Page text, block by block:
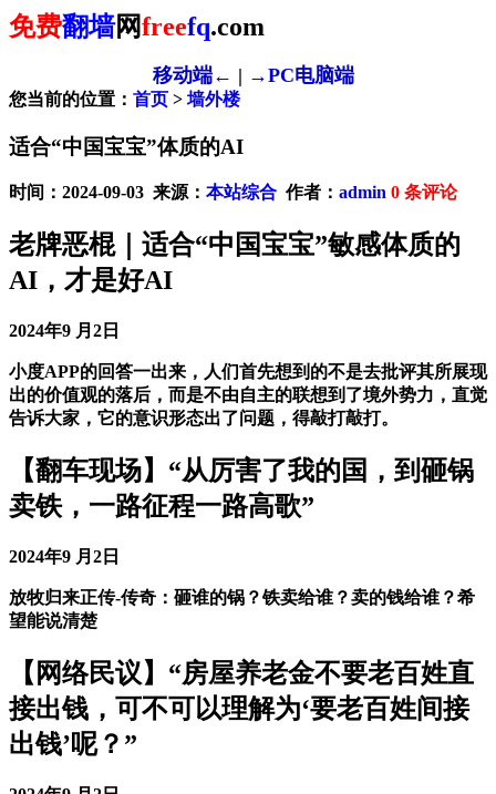
免费翻墙网freefq.com
移动端← | →PC电脑端
您当前的位置： 首页 > 墙外楼
适合“中国宝宝”体质的AI
时间：2024-09-03 来源： 本站综合 作者： admin 0 条评论
老牌恶棍｜适合“中国宝宝”敏感体质的
AI，才是好AI
2024年9 月2日
小度APP的回答一出来，人们首先想到的不是去批评其所展现
出的价值观的落后，而是不由自主的联想到了境外势力，直觉
告诉大家，它的意识形态出了问题，得敲打敲打。
【翻车现场】“从厉害了我的国，到砸锅
卖铁，一路征程一路高歌”
2024年9 月2日
放牧归来正传-传奇：砸谁的锅？铁卖给谁？卖的钱给谁？希
望能说清楚
【网络民议】“房屋养老金不要老百姓直
接出钱，可不可以理解为‘要老百姓间接
出钱’呢？”